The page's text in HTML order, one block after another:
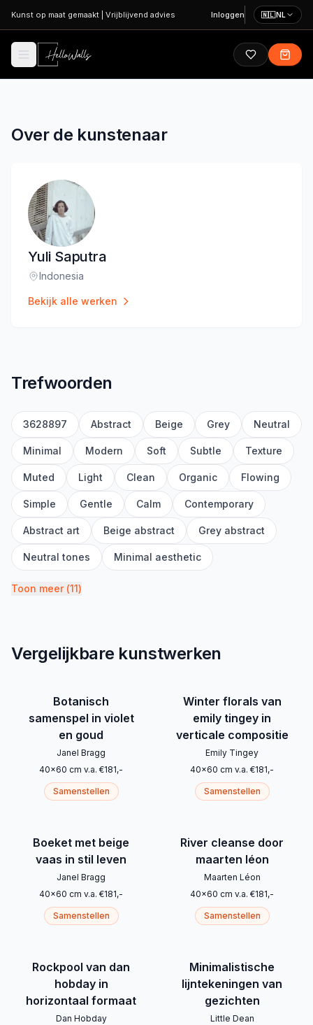
Ga naar hoofdinhoud
Kunst op maat gemaakt Vrijblijvend advies Inloggen 🇳🇱NL
Over de kunstenaar
Yuli Saputra
Locatie
Indonesia
Bekijk alle werken
Trefwoorden
3628897 Abstract Beige Grey Neutral
Minimal Modern Soft Subtle Texture
Muted Light Clean Organic Flowing
Simple Gentle Calm Contemporary
Abstract art Beige abstract Grey abstract
Neutral tones Minimal aesthetic
Toon meer(11)
Vergelijkbare kunstwerken
Botanisch
samenspel in violet
en goud
Janel Bragg
40x60 cm v.a. €181,-
Samenstellen
Winter florals van
emily tingey in
verticale compositie
Emily Tingey
40x60 cm v.a. €181,-
Samenstellen
Boeket met beige
vaas in stil leven
Janel Bragg
40x60 cm v.a. €181,-
Samenstellen
River cleanse door
maarten léon
Maarten Léon
40x60 cm v.a. €181,-
Samenstellen
Rockpool van dan
hobday in
horizontaal formaat
Dan Hobday
Minimalistische
lijntekeningen van
gezichten
Little Dean